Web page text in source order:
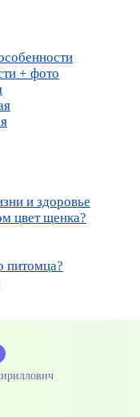
+ фото
и здоровье
цвет щенка?
питомца?